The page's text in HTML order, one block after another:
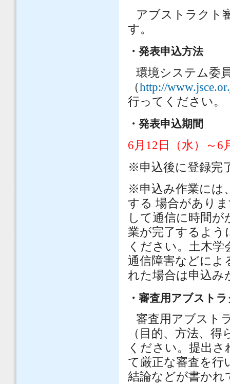
アブストラクト
す。
・発表申込方法
環境システム委
（http://
行ってください。
・発表申込期間
6 月 12 日（水）～ 6
※申込後に登録完
※申込み作業には
する 場合があり
して通信に時間
業が完了するよう
ください。土木
通信障害などによ
れた場合は申込み
・審査用アブスト
審査用アブスト
（目的、方法、
ください。提出
て厳正な審査を行
結論などが書かれ